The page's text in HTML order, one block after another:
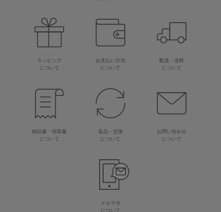
ラッピング
について
お支払い方法
について
配送・送料
について
納品書・領収書
について
返品・交換
について
お問い合わせ
について
メルマガ
について